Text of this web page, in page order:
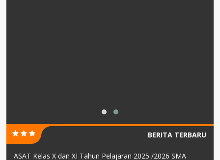
BERITA TERBARU
ASAT Kelas X dan XI Tahun Pelajaran 2025 /2026 SMA